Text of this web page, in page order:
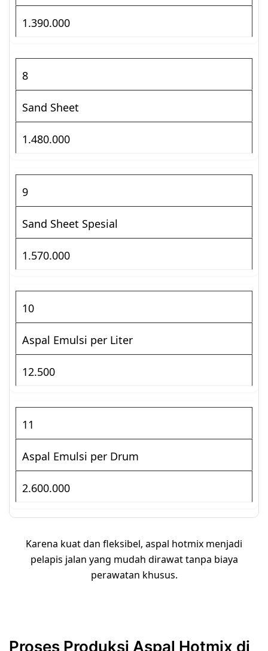
1.390.000
8
Sand Sheet
1.480.000
9
Sand Sheet Spesial
1.570.000
10
Aspal Emulsi per Liter
12.500
11
Aspal Emulsi per Drum
2.600.000
Karena kuat dan fleksibel, aspal hotmix menjadi
pelapis jalan yang mudah dirawat tanpa biaya
perawatan khusus.
Proses Produksi Aspal Hotmix di